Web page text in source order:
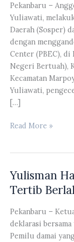
Pekanbaru –
Yuliawati,
Daerah (Sosper)
dengan
Center (PBEC), di
Negeri Bertuah),
Kecamatan
Yuliawati,
[…]
Gandeng
PBEC
Yuliawati
Kegiatan
Sosper
Read More »
Yulisman
Tertib
Pekanbaru –
deklarasi
Pemilu damai